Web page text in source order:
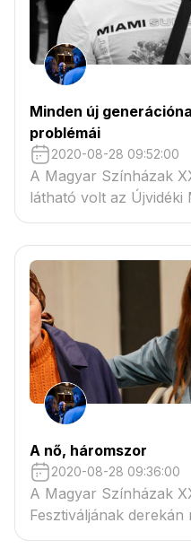
Minden új
problémái
2020-08-28 09:52:00
A Magyar Színházak
látható volt az Újvidéki
negyedéves
vizsgaelőadása
fiatal alkotóval a
a szakmai munka
generációról is
A nő, háromszor
2020-08-28 09:36:00
A Magyar Színházak
Fesztiváljának
fesztivál honlapjára.